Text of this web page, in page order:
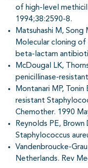
of high-level
1994;38:2590-8.
Matsuhashi M, Song
Molecular cloning
beta-lactam
McDougal LK,
penicillinase-
Montanari MP,
resistant
Chemother. 1990
Reynolds PE,
Staphylococcus
Vandenbroucke-
Netherlands. Rev